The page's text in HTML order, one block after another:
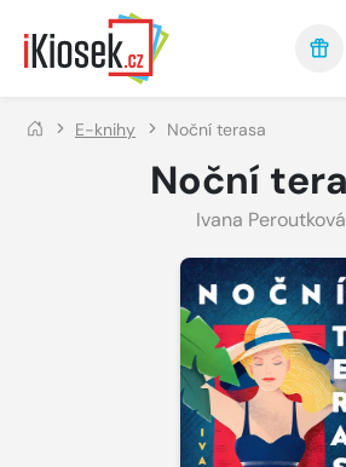
Přejít na hlavní obsah
E-knihy Noční terasa
Noční
Ivana Peroutková